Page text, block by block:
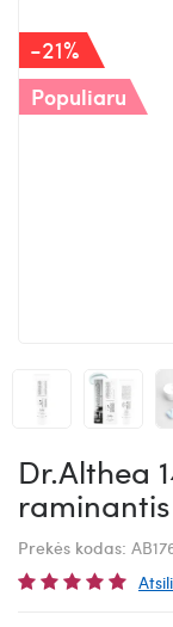
-21%
Populiaru
Dr.Althea
Prekės kodas: